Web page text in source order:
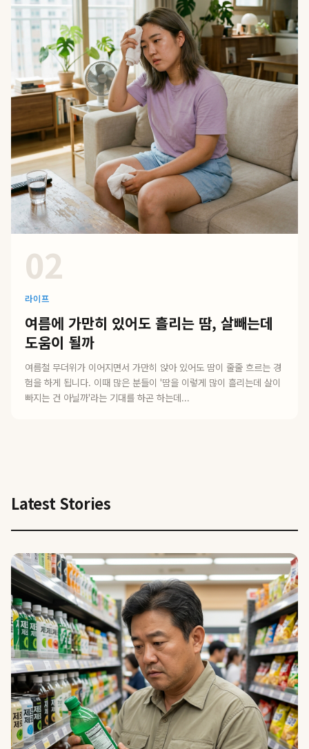
02
라이프
여름에 가만히 있어도 흘리는 땀, 살빼는데
도움이 될까
여름철 무더위가 이어지면서 가만히 앉아 있어도 땀이 줄줄 흐르는 경
험을 하게 됩니다. 이때 많은 분들이 '땀을 이렇게 많이 흘리는데 살이
빠지는 건 아닐까'라는 기대를 하곤 하는데...
Latest Stories